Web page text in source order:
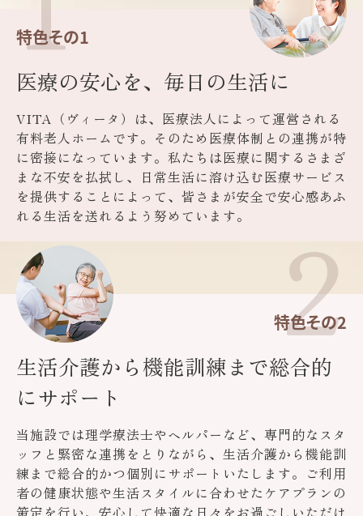
特色その1
医療の安心を、毎日の生活に
VITA（ヴィータ）は、医療法人によって運営される
有料老人ホームです。そのため医療体制との連携が特
に密接になっています。私たちは医療に関するさまざ
まな不安を払拭し、日常生活に溶け込む医療サービス
を提供することによって、皆さまが安全で安心感あふ
れる生活を送れるよう努めています。
2
特色その2
生活介護から機能訓練まで総合的
にサポート
当施設では理学療法士やヘルパーなど、専門的なスタ
ッフと緊密な連携をとりながら、生活介護から機能訓
練まで総合的かつ個別にサポートいたします。ご利用
者の健康状態や生活スタイルに合わせたケアプランの
策定を行い、安心して快適な日々をお過ごしいただけ